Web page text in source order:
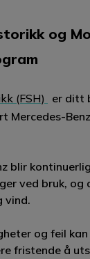
og
(FSH)
er ditt
Mercedes-
blir
ved bruk,
vind.
og feil
fristende å